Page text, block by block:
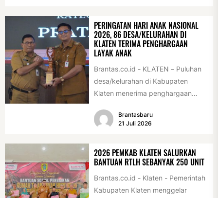
PERINGATAN HARI ANAK NASIONAL
2026, 86 DESA/KELURAHAN DI
KLATEN TERIMA PENGHARGAAN
LAYAK ANAK
Brantas.co.id - KLATEN – Puluhan
desa/kelurahan di Kabupaten
Klaten menerima penghargaan
2026. Penghargaan tersebut
Brantasbaru
21 Juli 2026
2026 PEMKAB KLATEN SALURKAN
BANTUAN RTLH SEBANYAK 250 UNIT
Brantas.co.id - Klaten - Pemerintah
Kabupaten Klaten menggelar